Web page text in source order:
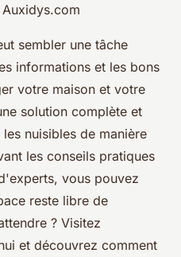
sembler une tâche
informations et les bons
votre maison et votre
solution complète et
nuisibles de manière
les conseils pratiques
vous pouvez
reste libre de
? Visitez
et découvrez comment